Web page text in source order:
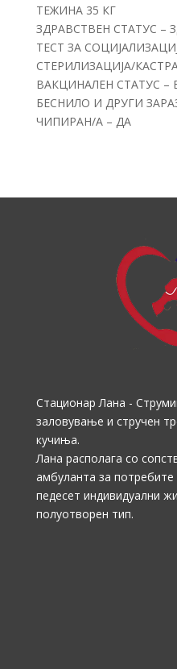
ТЕЖИНА 35 КГ
ЗДРАВСТВЕН СТАТУС –
ТЕСТ ЗА
СТЕРИЛИЗАЦИЈА/
ВАКЦИНАЛЕН СТАТУС
БЕСНИЛО И ДРУГИ
ЧИПИРАН/А – ДА
Стационар Лана -
заловување и стручен
кучиња.
Лана располага со
амбуланта за
педесет индивидуални
полуотворен тип.